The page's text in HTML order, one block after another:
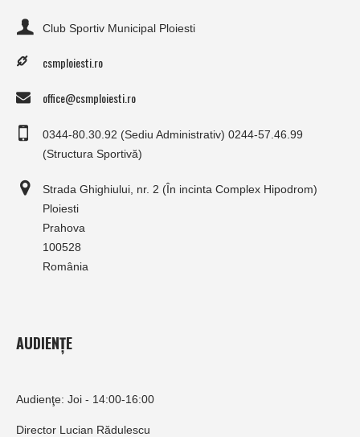
Club Sportiv Municipal Ploiesti
csmploiesti.ro
office@csmploiesti.ro
0344-80.30.92 (Sediu Administrativ) 0244-57.46.99
(Structura Sportivă)
Strada Ghighiului, nr. 2 (În incinta Complex Hipodrom)
Ploiesti
Prahova
100528
România
AUDIENȚE
Audienţe: Joi - 14:00-16:00
Director Lucian Rădulescu